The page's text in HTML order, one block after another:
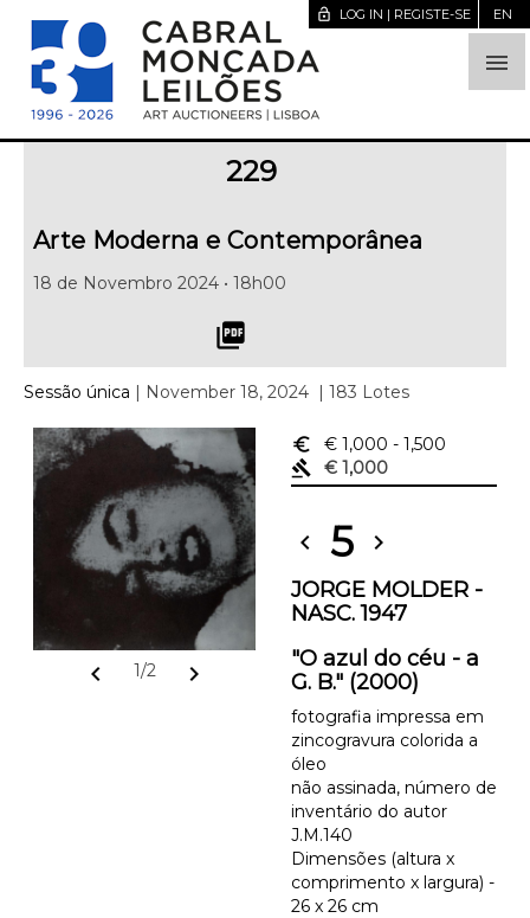

lock_open LOG IN | REGISTE-SE EN
229
Arte Moderna e Contemporânea
18 de Novembro 2024 • 18h00
picture_as_pdf
Sessão única | November 18, 2024 | 183 Lotes
chevron_left 1/2 chevron_right
euro_symbol € 1,000 - 1,500
gavel
€ 1,000
chevron_left 5 chevron_right
JORGE MOLDER -
NASC. 1947
"O azul do céu - a
G. B." (2000)
fotografia impressa em
zincogravura colorida a
óleo
não assinada, número de
inventário do autor
J.M.140
Dimensões (altura x
comprimento x largura) -
26 x 26 cm